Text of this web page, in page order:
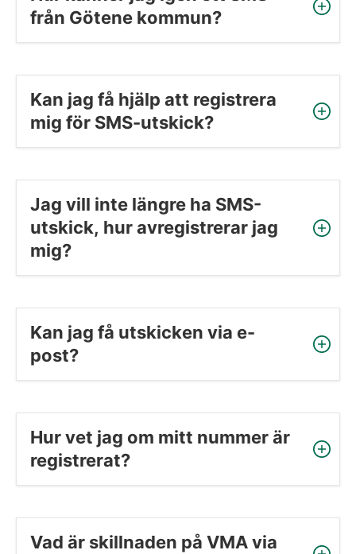
från Götene kommun?
Kan jag få hjälp att registrera
mig för SMS-utskick?
Jag vill inte längre ha SMS-
utskick, hur avregistrerar jag
mig?
Kan jag få utskicken via e-
post?
Hur vet jag om mitt nummer är
registrerat?
Vad är skillnaden på VMA via